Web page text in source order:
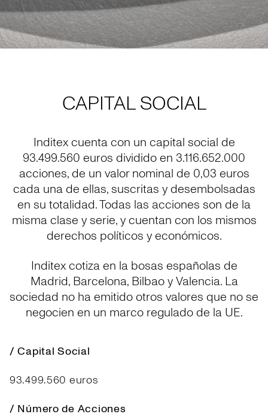
CAPITAL SOCIAL
Inditex cuenta con un capital social de
93.499.560 euros dividido en 3.116.652.000
acciones, de un valor nominal de 0,03 euros
cada una de ellas, suscritas y desembolsadas
en su totalidad. Todas las acciones son de la
misma clase y serie, y cuentan con los mismos
derechos políticos y económicos.
Inditex cotiza en la bosas españolas de
Madrid, Barcelona, Bilbao y Valencia. La
sociedad no ha emitido otros valores que no se
negocien en un marco regulado de la UE.
/ Capital Social
93.499.560 euros
/ Número de Acciones